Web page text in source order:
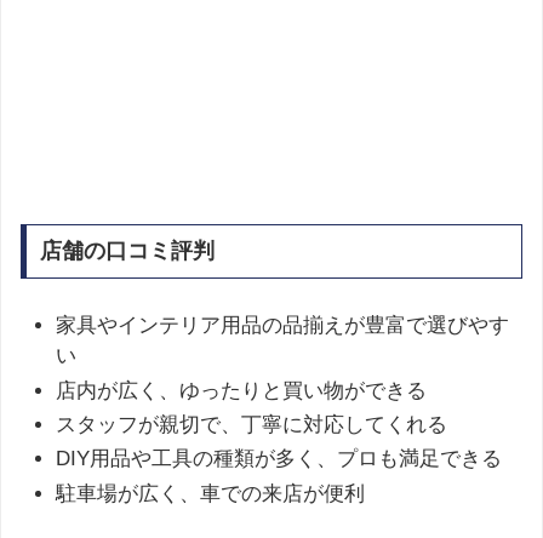
店舗の口コミ評判
家具やインテリア用品の品揃えが豊富で選びやす
い
店内が広く、ゆったりと買い物ができる
スタッフが親切で、丁寧に対応してくれる
DIY用品や工具の種類が多く、プロも満足できる
駐車場が広く、車での来店が便利